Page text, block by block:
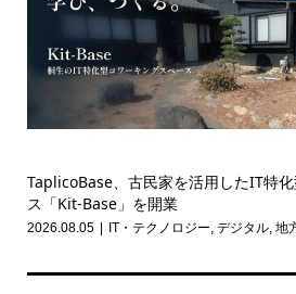
TaplicoBase、古民家を活用したIT特
ス「Kit-Base」を開業
2026.08.05 IT・テクノロジー, デジタル, 地